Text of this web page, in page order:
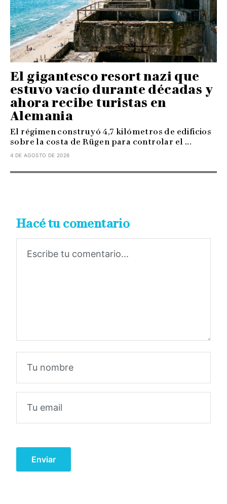
El gigantesco resort nazi que
estuvo vacío durante décadas y
ahora recibe turistas en
Alemania
El régimen construyó 4,7 kilómetros de edificios
sobre la costa de Rügen para controlar el ...
4 DE AGOSTO DE 2026
Hacé tu comentario